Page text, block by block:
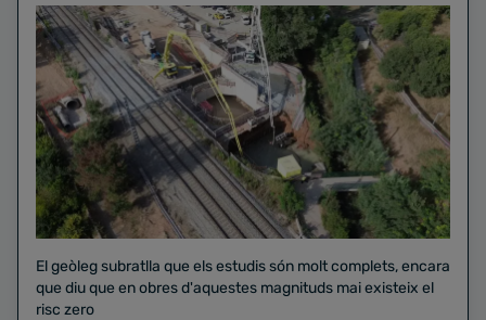
El geòleg subratlla que els estudis són molt complets, encara
que diu que en obres d'aquestes magnituds mai existeix el
risc zero